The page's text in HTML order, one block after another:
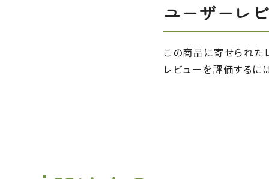
ユーザーレ
この商品に寄せられた
レビューを評価するに